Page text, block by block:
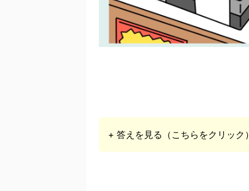
+ 答えを見る（こちらをクリック）